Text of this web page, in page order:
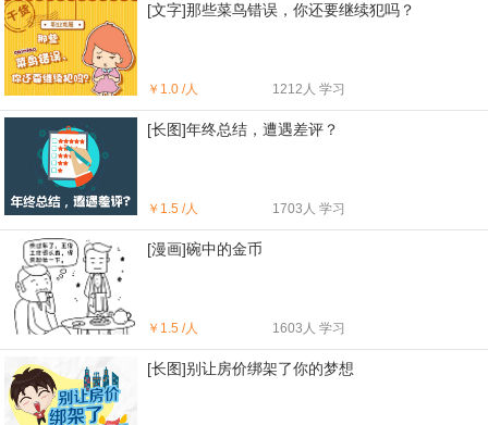
[文字]那些菜鸟错误，你还要继续犯吗？
￥ 1.0 /人 1212人 学习
[长图]年终总结，遭遇差评？
￥ 1.5 /人 1703人 学习
[漫画]碗中的金币
￥ 1.5 /人 1603人 学习
[长图]别让房价绑架了你的梦想